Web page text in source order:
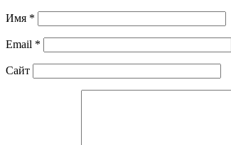
Имя *
Email *
Сайт